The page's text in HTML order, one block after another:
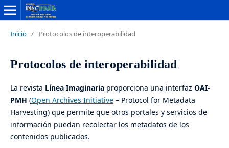
Inicio / Protocolos de interoperabilidad
Protocolos de interoperabilidad
La revista Línea Imaginariaproporciona una interfaz OAI-
PMH (Open Archives Initiative– Protocol for Metadata
Harvesting) que permite que otros portales y servicios de
información puedan recolectar los metadatos de los
contenidos publicados.